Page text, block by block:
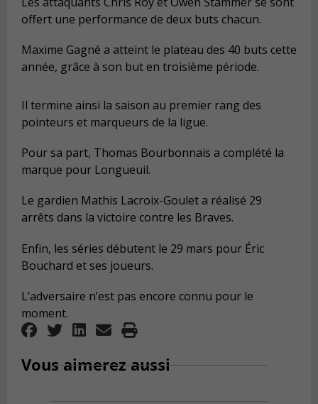
offert une performance de deux buts chacun.
Maxime Gagné a atteint le plateau des 40 buts cette
année, grâce à son but en troisième période.
Il termine ainsi la saison au premier rang des
pointeurs et marqueurs de la ligue.
Pour sa part, Thomas Bourbonnais a complété la
marque pour Longueuil.
Le gardien Mathis Lacroix-Goulet a réalisé 29
arrêts dans la victoire contre les Braves.
Enfin, les séries débutent le 29 mars pour Éric
Bouchard et ses joueurs.
L’adversaire n’est pas encore connu pour le
moment.
Vous aimerez aussi